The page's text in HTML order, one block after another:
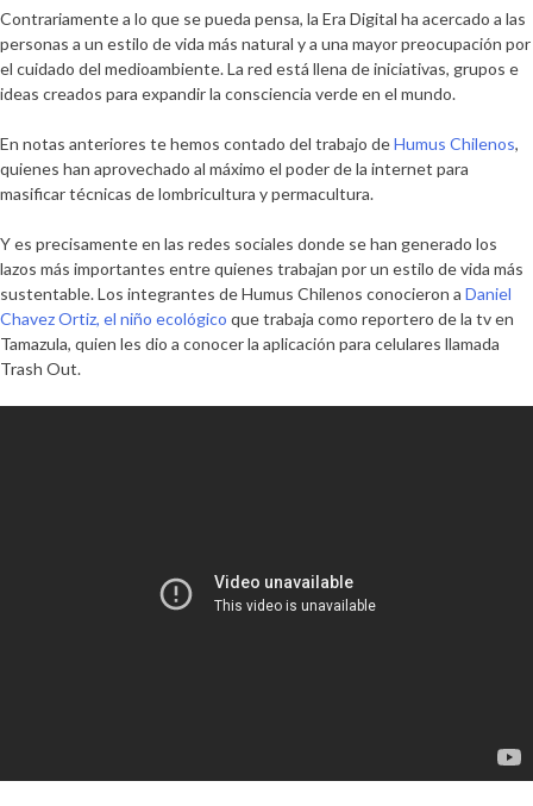
Contrariamente a lo que se pueda pensa, la Era Digital ha acercado a las
personas a un estilo de vida más natural y a una mayor preocupación por
el cuidado del medioambiente. La red está llena de iniciativas, grupos e
ideas creados para expandir la consciencia verde en el mundo.
En notas anteriores te hemos contado del trabajo deHumus Chilenos,
quienes han aprovechado al máximo el poder de la internet para
masificar técnicas de lombricultura y permacultura.
Y es precisamente en las redes sociales donde se han generado los
lazos más importantes entre quienes trabajan por un estilo de vida más
sustentable. Los integrantes de Humus Chilenos conocieron a Daniel
Chavez Ortiz, el niño ecológico que trabaja como reportero de la tv en
Tamazula, quien les dio a conocer la aplicación para celulares llamada
Trash Out.